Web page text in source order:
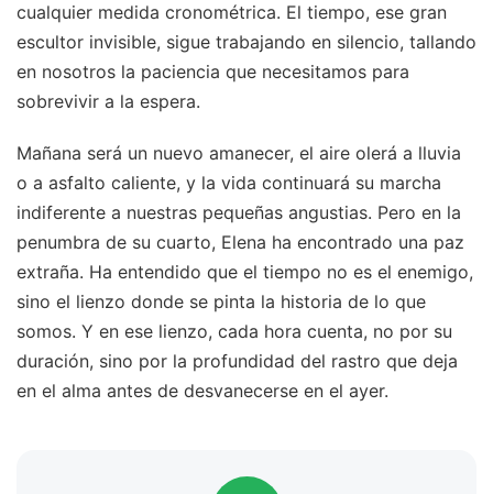
cualquier medida cronométrica. El tiempo, ese gran
escultor invisible, sigue trabajando en silencio, tallando
en nosotros la paciencia que necesitamos para
sobrevivir a la espera.
Mañana será un nuevo amanecer, el aire olerá a lluvia
o a asfalto caliente, y la vida continuará su marcha
indiferente a nuestras pequeñas angustias. Pero en la
penumbra de su cuarto, Elena ha encontrado una paz
extraña. Ha entendido que el tiempo no es el enemigo,
sino el lienzo donde se pinta la historia de lo que
somos. Y en ese lienzo, cada hora cuenta, no por su
duración, sino por la profundidad del rastro que deja
en el alma antes de desvanecerse en el ayer.